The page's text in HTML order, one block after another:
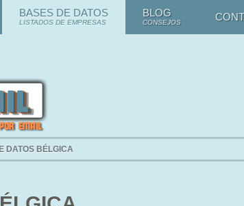
BASES DE DATOS
LISTADOS DE EMPRESAS
BLOG
CONSEJOS
DATOS BÉLGICA